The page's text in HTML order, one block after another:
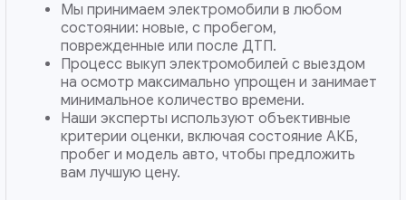
Мы принимаем электромобили в любом
состоянии: новые, с пробегом,
поврежденные или после ДТП.
Процесс выкуп электромобилей с выездом
на осмотр максимально упрощен и занимает
минимальное количество времени.
Наши эксперты используют объективные
критерии оценки, включая состояние АКБ,
пробег и модель авто, чтобы предложить
вам лучшую цену.